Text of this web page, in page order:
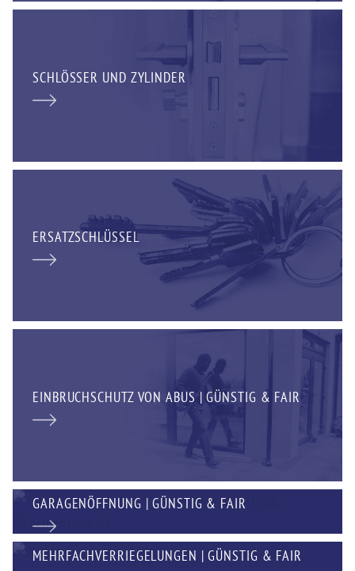
SCHLÖSSER UND ZYLINDER
ERSATZSCHLÜSSEL
EINBRUCHSCHUTZ VON ABUS | GÜNSTIG & FAIR
GARAGENÖFFNUNG | GÜNSTIG & FAIR
MEHRFACHVERRIEGELUNGEN | GÜNSTIG & FAIR